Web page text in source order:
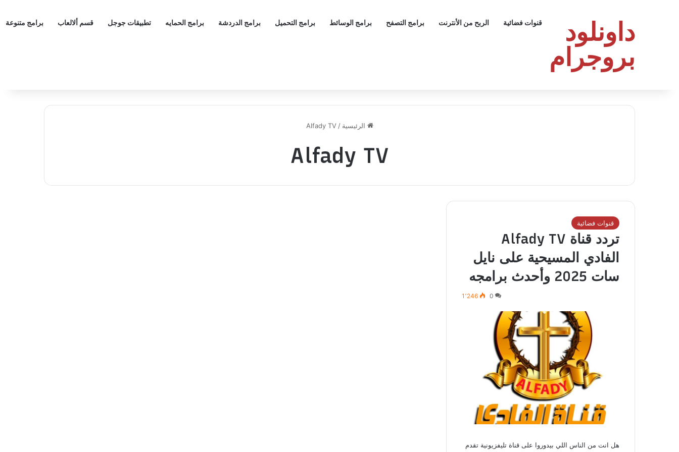
داونلود
بروجرام
قنوات فضائية الربح من الأنترنت برامج التصفح برامج الوسائط برامج التحميل برامج الدردشة برامج الحمايه تطبيقات جوجل قسم ألالعاب برامج متنوعة
الرئيسية /
Alfady TV
Alfady TV
قنوات فضائية
تردد قناة Alfady TV
الفادي المسيحية على نايل
سات 2025 وأحدث برامجه
0 1٬246
هل انت من الناس اللي بيدوروا على قناة تليفزيونية تقدم